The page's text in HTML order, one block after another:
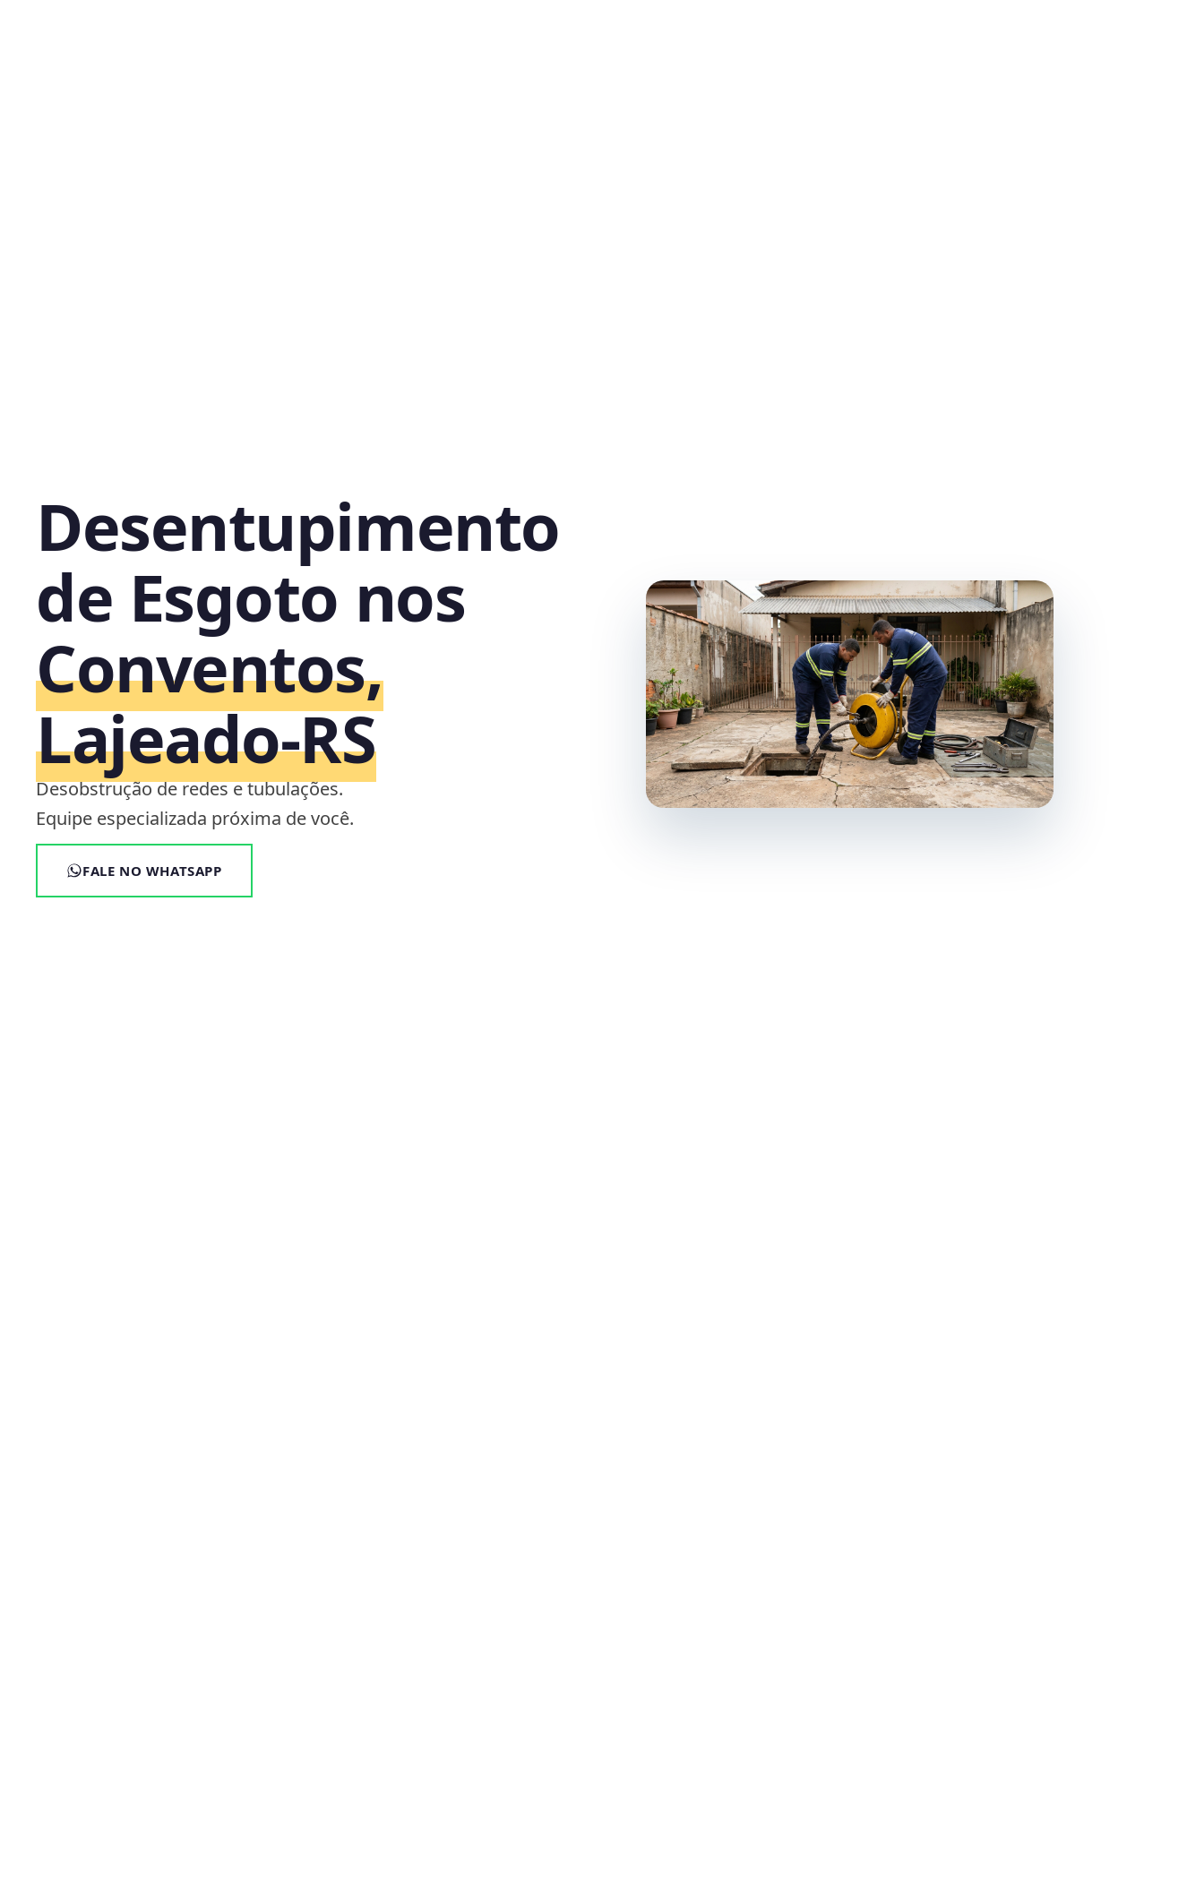
Desentupimento
de Esgoto nos
Conventos,
Lajeado‑RS
Desobstrução de redes e tubulações.
Equipe especializada próxima de você.
FALE NO WHATSAPP